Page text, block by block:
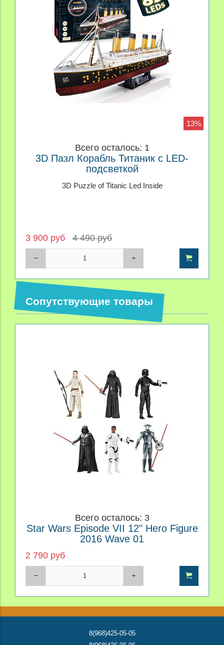
13%
Всего осталось: 1
3D Пазл Корабль Титаник с LED-
подсветкой
3D Puzzle of Titanic Led Inside
3 900 руб 4 490 руб
Сопутствующие товары
Всего осталось: 3
Star Wars Episode VII 12" Hero Figure
2016 Wave 01
2 790 руб
8(968)425-05-05